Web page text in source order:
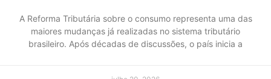
A Reforma Tributária sobre o consumo representa uma das
maiores mudanças já realizadas no sistema tributário
brasileiro. Após décadas de discussões, o país inicia a